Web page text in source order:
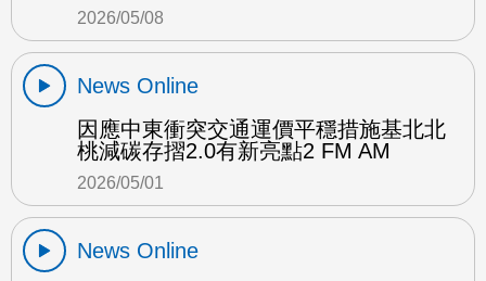
2026/05/08
News Online
因應中東衝突交通運價平穩措施基北北
桃減碳存摺2.0有新亮點2 FM AM
2026/05/01
News Online